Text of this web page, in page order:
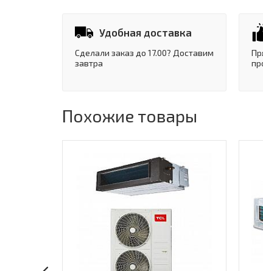
Удобная доставка
Сделали заказ до 17.00? Доставим
завтра
Похожие товары